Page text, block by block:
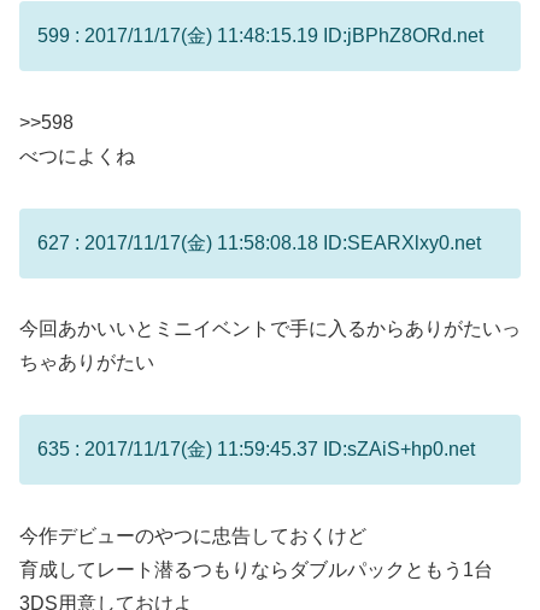
599 : 2017/11/17(金) 11:48:15.19 ID:jBPhZ8ORd.net
>>598
べつによくね
627 : 2017/11/17(金) 11:58:08.18 ID:SEARXlxy0.net
今回あかいいとミニイベントで手に入るからありがたいっ
ちゃありがたい
635 : 2017/11/17(金) 11:59:45.37 ID:sZAiS+hp0.net
今作デビューのやつに忠告しておくけど
育成してレート潜るつもりならダブルパックともう1台
3DS用意しておけよ